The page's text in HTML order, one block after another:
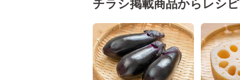
チラシ掲載商品からレシ